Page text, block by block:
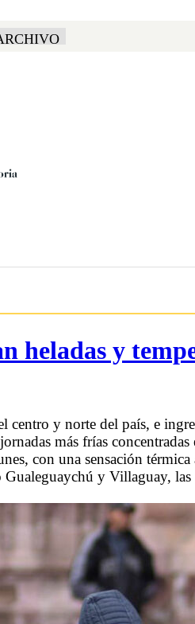
heladas y
centro y norte del país, e
más frías
con una sensación
y Villaguay, las